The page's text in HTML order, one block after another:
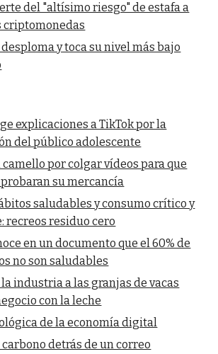
del "altísimo riesgo" de estafa a
criptomonedas
y toca su nivel más bajo
explicaciones a TikTok por la
del público adolescente
por colgar vídeos para que
su mercancía
saludables y consumo crítico y
recreos residuo cero
en un documento que el 60% de
no son saludables
industria a las granjas de vacas
con la leche
de la economía digital
detrás de un correo